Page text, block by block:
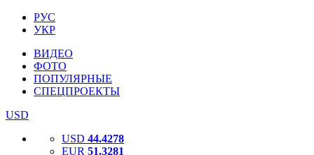
РУС
УКР
ВИДЕО
ФОТО
ПОПУЛЯРНЫЕ
СПЕЦПРОЕКТЫ
USD
USD 44.4278
EUR 51.3281